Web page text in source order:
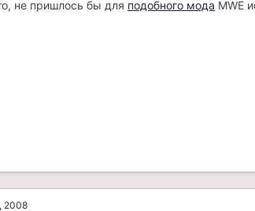
не пришлось бы для подобного мода MWE
2008